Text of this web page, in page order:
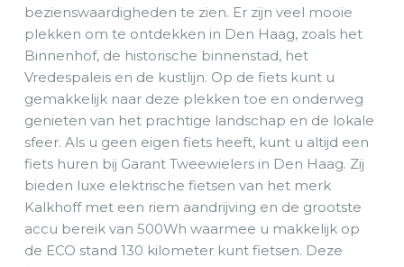
bezienswaardigheden te zien. Er zijn veel mooie
plekken om te ontdekken in Den Haag, zoals het
Binnenhof, de historische binnenstad, het
Vredespaleis en de kustlijn. Op de fiets kunt u
gemakkelijk naar deze plekken toe en onderweg
genieten van het prachtige landschap en de lokale
sfeer. Als u geen eigen fiets heeft, kunt u altijd een
fiets huren bij Garant Tweewielers in Den Haag. Zij
bieden luxe elektrische fietsen van het merk
Kalkhoff met een riem aandrijving en de grootste
accu bereik van 500Wh waarmee u makkelijk op
de ECO stand 130 kilometer kunt fietsen. Deze